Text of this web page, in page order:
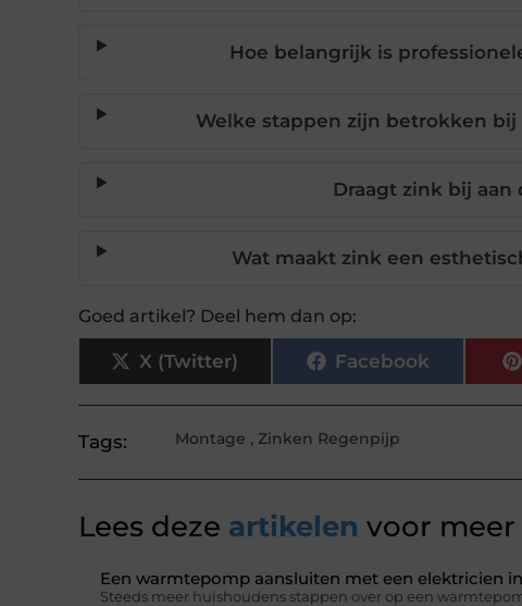
Hoe belangrijk is
Welke stappen zijn betrokken
Draagt zink bij
Wat maakt zink een
Goed artikel? Deel hem dan op:
X (Twitter) Facebook
Tags: Montage , Zinken Regenpijp
Lees deze artikelen voor
Een warmtepomp aansluiten met een elektricien
Steeds meer huishoudens stappen over op een